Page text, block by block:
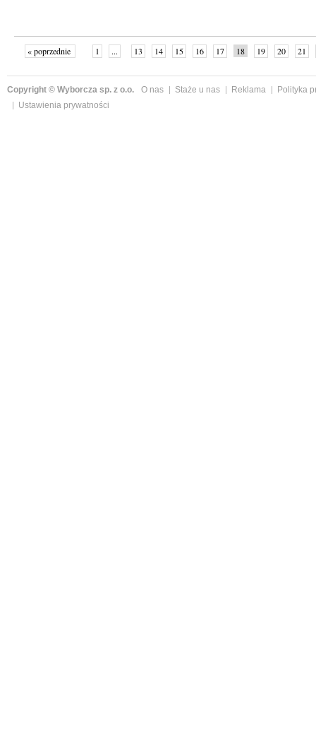
« poprzednie 1 ... 13 14 15 16 17 18 19 20
21
Copyright © Wyborcza sp. z o.o. O nas Staże u nas Reklama
Polityka
Ustawienia prywatności